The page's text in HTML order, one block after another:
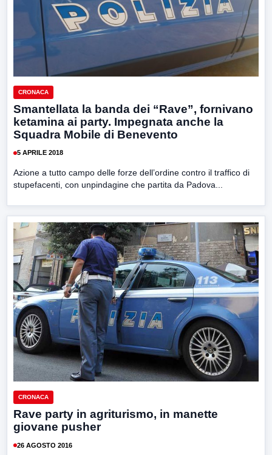
CRONACA
Smantellata la banda dei “Rave”, fornivano
ketamina ai party. Impegnata anche la
Squadra Mobile di Benevento
5 APRILE 2018
Azione a tutto campo delle forze dell’ordine contro il traffico di
stupefacenti, con unpindagine che partita da Padova...
CRONACA
Rave party in agriturismo, in manette
giovane pusher
26 AGOSTO 2016